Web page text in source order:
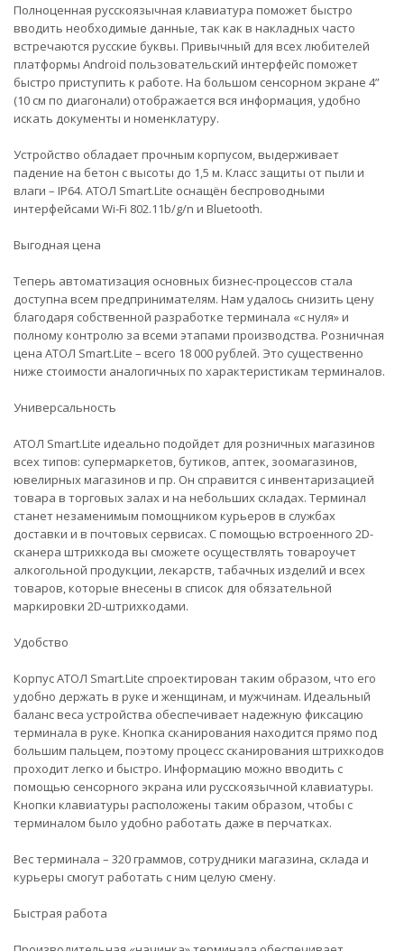
Полноценная русскоязычная клавиатура поможет быстро
вводить необходимые данные, так как в накладных часто
встречаются русские буквы. Привычный для всех любителей
платформы Android пользовательский интерфейс поможет
быстро приступить к работе. На большом сенсорном экране 4”
(10 см по диагонали) отображается вся информация, удобно
искать документы и номенклатуру.
Устройство обладает прочным корпусом, выдерживает
падение на бетон с высоты до 1,5 м. Класс защиты от пыли и
влаги – IP64. АТОЛ Smart.Lite оснащён беспроводными
интерфейсами Wi-Fi 802.11b/g/n и Bluetooth.
Выгодная цена
Теперь автоматизация основных бизнес-процессов стала
доступна всем предпринимателям. Нам удалось снизить цену
благодаря собственной разработке терминала «с нуля» и
полному контролю за всеми этапами производства. Розничная
цена АТОЛ Smart.Lite – всего 18 000 рублей. Это существенно
ниже стоимости аналогичных по характеристикам терминалов.
Универсальность
АТОЛ Smart.Lite идеально подойдет для розничных магазинов
всех типов: супермаркетов, бутиков, аптек, зоомагазинов,
ювелирных магазинов и пр. Он справится с инвентаризацией
товара в торговых залах и на небольших складах. Терминал
станет незаменимым помощником курьеров в службах
доставки и в почтовых сервисах. С помощью встроенного 2D-
сканера штрихкода вы сможете осуществлять товароучет
алкогольной продукции, лекарств, табачных изделий и всех
товаров, которые внесены в список для обязательной
маркировки 2D-штрихкодами.
Удобство
Корпус АТОЛ Smart.Lite спроектирован таким образом, что его
удобно держать в руке и женщинам, и мужчинам. Идеальный
баланс веса устройства обеспечивает надежную фиксацию
терминала в руке. Кнопка сканирования находится прямо под
большим пальцем, поэтому процесс сканирования штрихкодов
проходит легко и быстро. Информацию можно вводить с
помощью сенсорного экрана или русскоязычной клавиатуры.
Кнопки клавиатуры расположены таким образом, чтобы с
терминалом было удобно работать даже в перчатках.
Вес терминала – 320 граммов, сотрудники магазина, склада и
курьеры смогут работать с ним целую смену.
Быстрая работа